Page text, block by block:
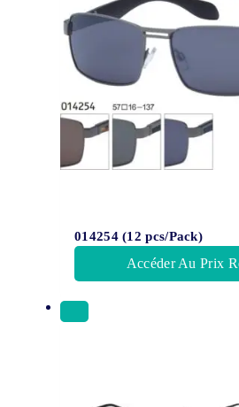
014254 (12 pcs/Pack)
Accéder Au Prix